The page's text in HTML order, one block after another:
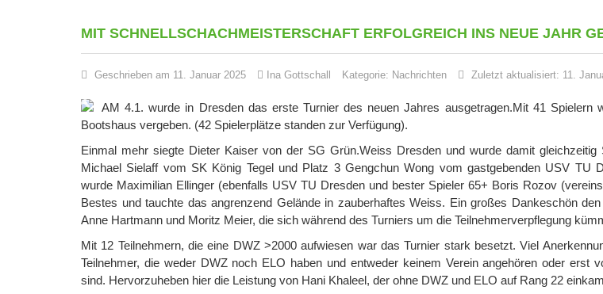
MIT SCHNELLSCHACHMEISTERSCHAFT ERFOLGREICH INS NEUE JAHR
Geschrieben am 11. Januar 2025 Ina Gottschall Kategorie: Nachrichten Zuletzt aktualisiert: 11.
AM 4.1. wurde in Dresden das erste Turnier des neuen Jahres ausgetragen.Mit 41 Spielern
Bootshaus vergeben. (42 Spielerplätze standen zur Verfügung).
Einmal mehr siegte Dieter Kaiser von der SG Grün.Weiss Dresden und wurde damit gleichzeitig
Michael Sielaff vom SK König Tegel und Platz 3 Gengchun Wong vom gastgebenden USV TU
wurde Maximilian Ellinger (ebenfalls USV TU Dresden und bester Spieler 65+ Boris Rozov
Bestes und tauchte das angrenzend Gelände in zauberhaftes Weiss. Ein großes Dankeschön
Anne Hartmann und Moritz Meier, die sich während des Turniers um die Teilnehmerverpflegung
Mit 12 Teilnehmern, die eine DWZ >2000 aufwiesen war das Turnier stark besetzt. Viel
Teilnehmer, die weder DWZ noch ELO haben und entweder keinem Verein angehören oder erst
sind. Hervorzuheben hier die Leistung von Hani Khaleel, der ohne DWZ und ELO auf Rang 22